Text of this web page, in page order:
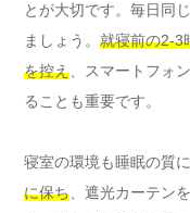
とが大切です。毎日同
ましょう。 就寝前の2-3
を控え、スマートフォ
ることも重要です。
寝室の環境も睡眠の質
に保ち、遮光カーテン